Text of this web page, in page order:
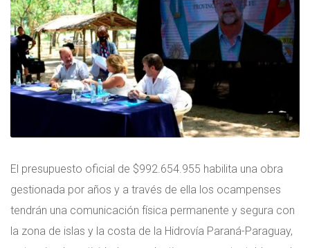
El presupuesto oficial de $992.654.955 habilita una obra
gestionada por años y a través de ella los ocampenses
tendrán una comunicación física permanente y segura con
la zona de islas y la costa de la Hidrovía Paraná-Paraguay,